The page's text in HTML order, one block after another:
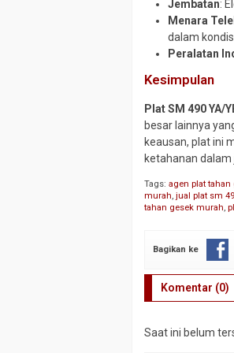
Jembatan:
Menara
dalam
Peralatan
Kesimpulan
Plat SM 490 YA/
besar lainnya
keausan, plat ini
ketahanan dalam
Tags:agen plat tahan
murah,jual plat sm
tahan gesek murah,
Bagikan ke
Komentar (0)
Saat ini belum